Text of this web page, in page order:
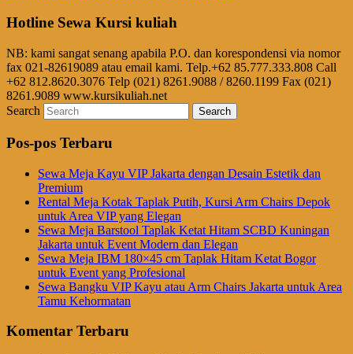
Hotline Sewa Kursi kuliah
NB: kami sangat senang apabila P.O. dan korespondensi via nomor
fax 021-82619089 atau email kami. Telp.+62 85.777.333.808 Call
+62 812.8620.3076 Telp (021) 8261.9088 / 8260.1199 Fax (021)
8261.9089 www.kursikuliah.net
Search
Pos-pos Terbaru
Sewa Meja Kayu VIP Jakarta dengan Desain Estetik dan
Premium
Rental Meja Kotak Taplak Putih, Kursi Arm Chairs Depok
untuk Area VIP yang Elegan
Sewa Meja Barstool Taplak Ketat Hitam SCBD Kuningan
Jakarta untuk Event Modern dan Elegan
Sewa Meja IBM 180×45 cm Taplak Hitam Ketat Bogor
untuk Event yang Profesional
Sewa Bangku VIP Kayu atau Arm Chairs Jakarta untuk Area
Tamu Kehormatan
Komentar Terbaru